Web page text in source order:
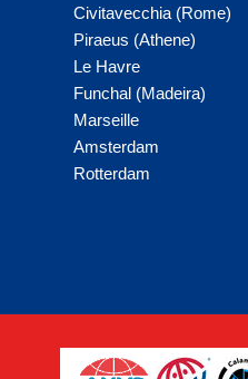
Civitavecchia (Rome)
Piraeus (Athene)
Le Havre
Funchal (Madeira)
Marseille
Amsterdam
Rotterdam